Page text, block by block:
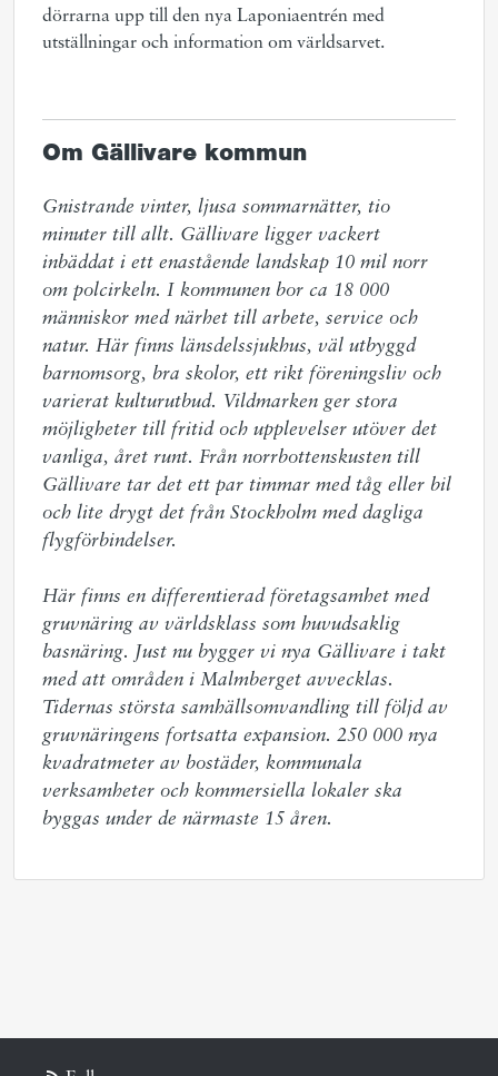
dörrarna upp till den nya Laponiaentrén med
utställningar och information om världsarvet.
Om Gällivare kommun
Gnistrande vinter, ljusa sommarnätter, tio
minuter till allt. Gällivare ligger vackert
inbäddat i ett enastående landskap 10 mil norr
om polcirkeln. I kommunen bor ca 18 000
människor med närhet till arbete, service och
natur. Här finns länsdelssjukhus, väl utbyggd
barnomsorg, bra skolor, ett rikt föreningsliv och
varierat kulturutbud. Vildmarken ger stora
möjligheter till fritid och upplevelser utöver det
vanliga, året runt. Från norrbottenskusten till
Gällivare tar det ett par timmar med tåg eller bil
och lite drygt det från Stockholm med dagliga
flygförbindelser.
Här finns en differentierad företagsamhet med
gruvnäring av världsklass som huvudsaklig
basnäring. Just nu bygger vi nya Gällivare i takt
med att områden i Malmberget avvecklas.
Tidernas största samhällsomvandling till följd av
gruvnäringens fortsatta expansion. 250 000 nya
kvadratmeter av bostäder, kommunala
verksamheter och kommersiella lokaler ska
byggas under de närmaste 15 åren.